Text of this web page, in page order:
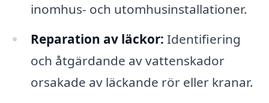
inomhus- och utomhusinstallationer.
Reparation av läckor: Identifiering
och åtgärdande av vattenskador
orsakade av läckande rör eller kranar.